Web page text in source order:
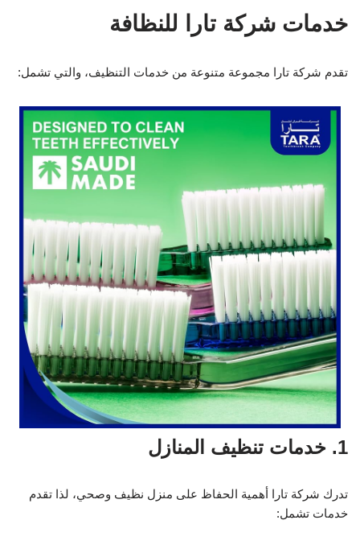
خدمات شركة تارا للنظافة
تقدم شركة تارا مجموعة متنوعة من خدمات التنظيف، والتي تشمل:
1. خدمات تنظيف المنازل
تدرك شركة تارا أهمية الحفاظ على منزل نظيف وصحي، لذا تقدم
خدمات تشمل: